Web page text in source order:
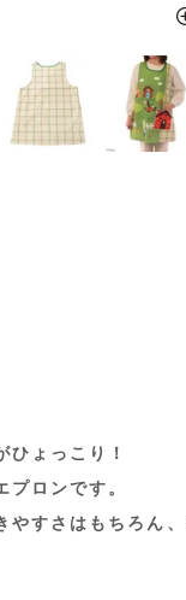
ょっこり！
プロンです。
すさはもちろん